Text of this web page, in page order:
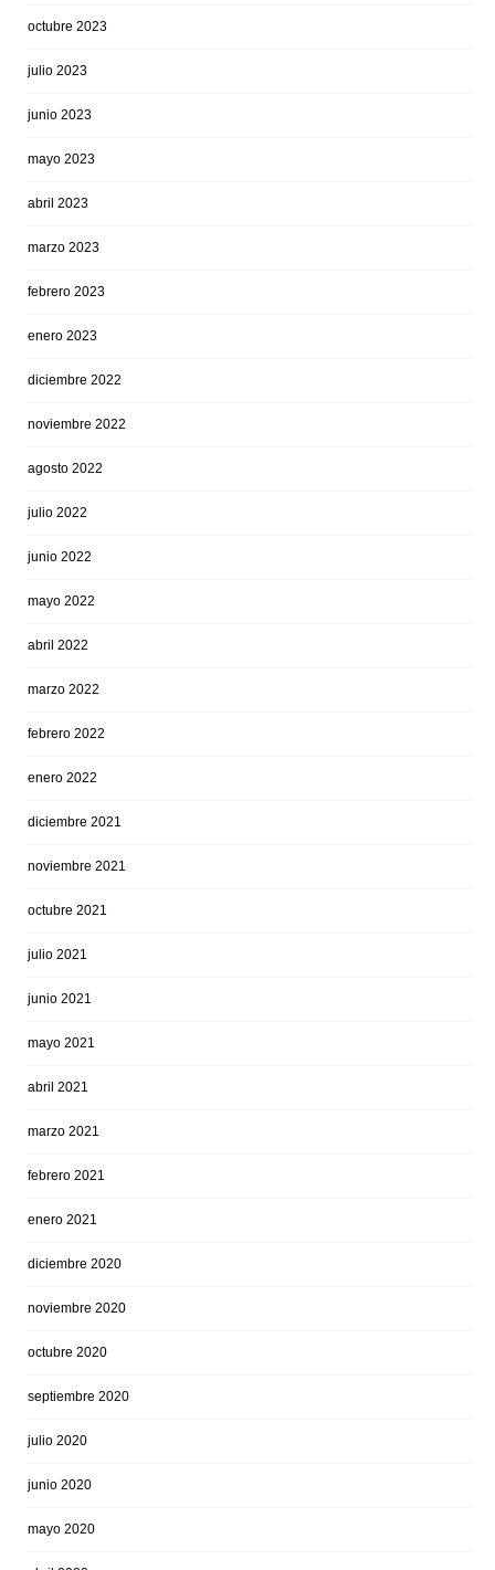
octubre 2023
julio 2023
junio 2023
mayo 2023
abril 2023
marzo 2023
febrero 2023
enero 2023
diciembre 2022
noviembre 2022
agosto 2022
julio 2022
junio 2022
mayo 2022
abril 2022
marzo 2022
febrero 2022
enero 2022
diciembre 2021
noviembre 2021
octubre 2021
julio 2021
junio 2021
mayo 2021
abril 2021
marzo 2021
febrero 2021
enero 2021
diciembre 2020
noviembre 2020
octubre 2020
septiembre 2020
julio 2020
junio 2020
mayo 2020